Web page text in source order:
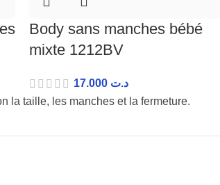
Body sans manches bébé
mixte 1212BV
د.ت
la taille, les manches et la fermeture.